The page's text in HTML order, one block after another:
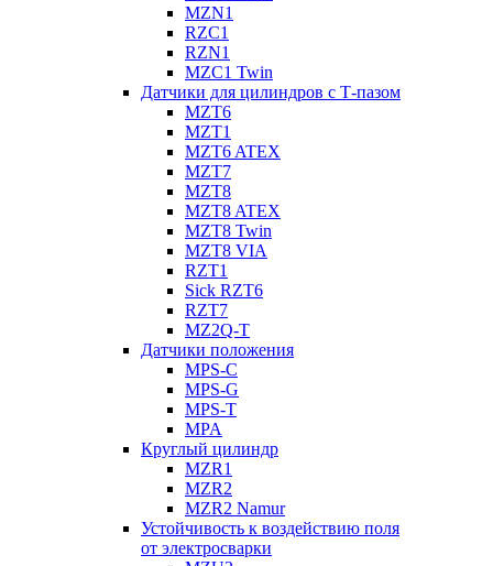
MZN1
RZC1
RZN1
MZC1 Twin
Датчики для цилиндров с Т-пазом
MZT6
MZT1
MZT6 ATEX
MZT7
MZT8
MZT8 ATEX
MZT8 Twin
MZT8 VIA
RZT1
Sick RZT6
RZT7
MZ2Q-T
Датчики положения
MPS-C
MPS-G
MPS-T
MPA
Круглый цилиндр
MZR1
MZR2
MZR2 Namur
Устойчивость к воздействию поля
от электросварки